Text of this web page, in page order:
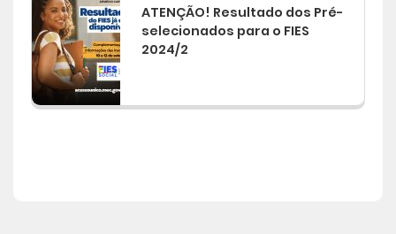
ATENÇÃO! Resultado dos Pré-
selecionados para o FIES
2024/2